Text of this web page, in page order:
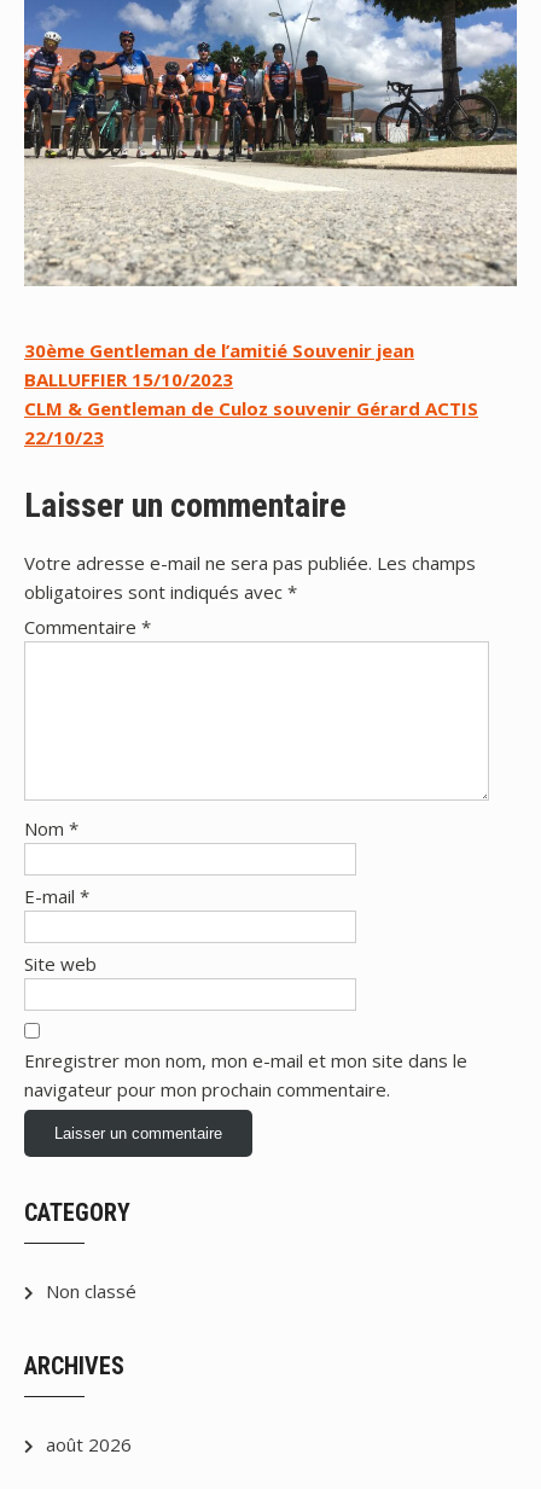
Navigation
de
l’article
30ème Gentleman de l’amitié Souvenir jean
BALLUFFIER 15/10/2023
CLM & Gentleman de Culoz souvenir Gérard ACTIS
22/10/23
Laisser un commentaire
Votre adresse e-mail ne sera pas publiée. Les champs
obligatoires sont indiqués avec *
Commentaire *
Nom *
E-mail *
Site web
Enregistrer mon nom, mon e-mail et mon site dans le
navigateur pour mon prochain commentaire.
CATEGORY
Non classé
ARCHIVES
août 2026